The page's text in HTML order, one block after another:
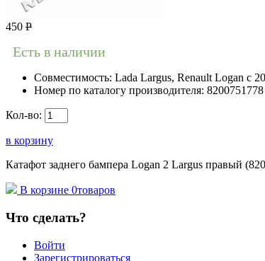
450 Р
Есть в наличии
Совместимость: Lada Largus, Renault Logan c
Номер по каталогу производителя: 8200751778
Кол-во:
в корзину
Катафот заднего бампера Logan 2 Largus правый
В корзине 0товаров
Что сделать?
Войти
Зарегистрироваться